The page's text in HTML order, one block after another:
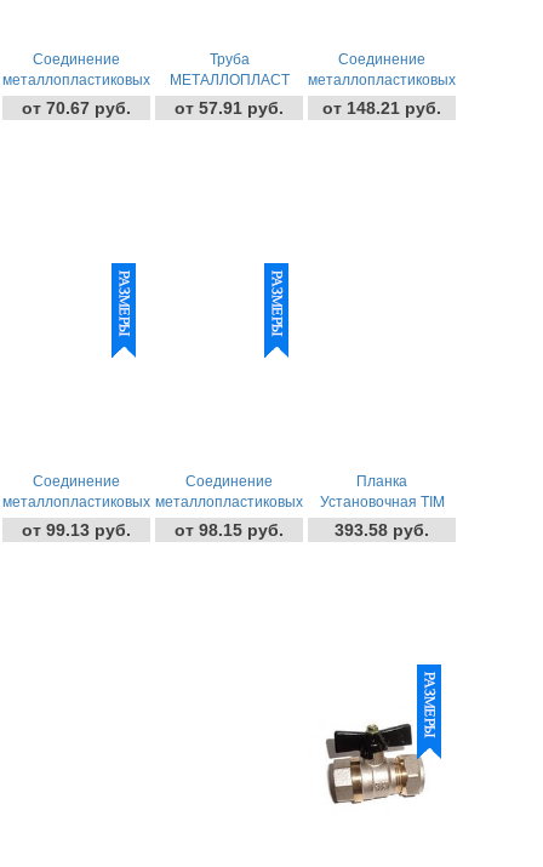
Соединение
металлопластиковых
труб уголок Цанг.-
Штуц. Tim
от 70.67 руб.
Труба
МЕТАЛЛОПЛАСТ
"Henco" (Italy,
Belgium)
от 57.91 руб.
Соединение
металлопластиковых
труб тройник Цанг.-
Внут. Tim
от 148.21 руб.
Соединение
металлопластиковых
труб прямая Цанг.-
Цанг. Tim
от 99.13 руб.
Соединение
металлопластиковых
труб уголок Цанг.-
Цанг. Tim
от 98.15 руб.
Планка
Установочная TIM
16ц - 1/2гай
393.58 руб.